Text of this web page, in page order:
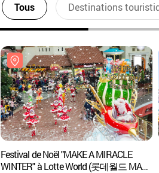
Tous Destinations
Festival de Noël "MAKE A MIRACLE
WINTER" à Lotte World (롯데월드 MAKE